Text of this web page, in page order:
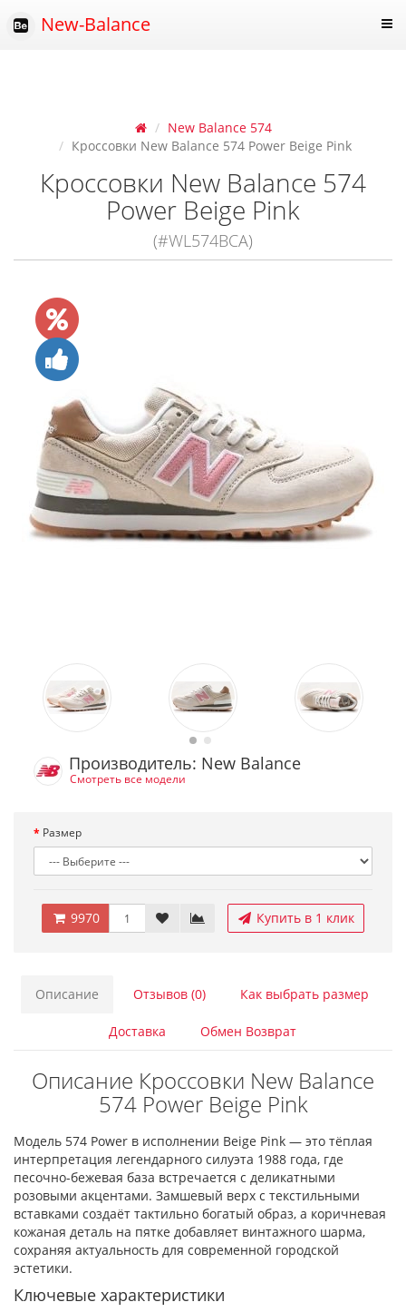
New-Balance
New Balance 574
Кроссовки New Balance 574 Power Beige Pink
Кроссовки New Balance 574
Power Beige Pink
(#WL574BCA)
Производитель: New Balance
Смотреть все модели
Размер
9970 Купить в 1 клик
Описание Отзывов (0) Как выбрать размер
Доставка Обмен Возврат
Описание Кроссовки New Balance
574 Power Beige Pink
Модель 574 Power в исполнении Beige Pink — это тёплая
интерпретация легендарного силуэта 1988 года, где
песочно-бежевая база встречается с деликатными
розовыми акцентами. Замшевый верх с текстильными
вставками создаёт тактильно богатый образ, а коричневая
кожаная деталь на пятке добавляет винтажного шарма,
сохраняя актуальность для современной городской
эстетики.
Ключевые характеристики